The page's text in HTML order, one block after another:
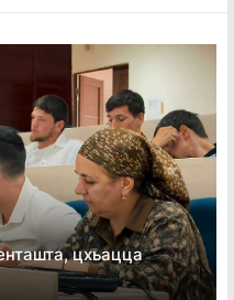
цхьацца